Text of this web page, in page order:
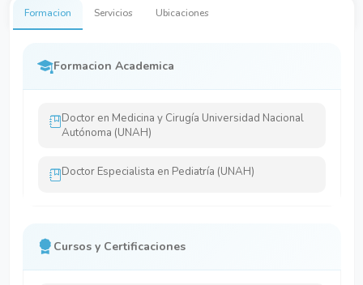
Formacion Servicios Ubicaciones
Formacion Academica
Doctor en Medicina y Cirugía Universidad Nacional
Autónoma (UNAH)
Doctor Especialista en Pediatría (UNAH)
Cursos y Certificaciones